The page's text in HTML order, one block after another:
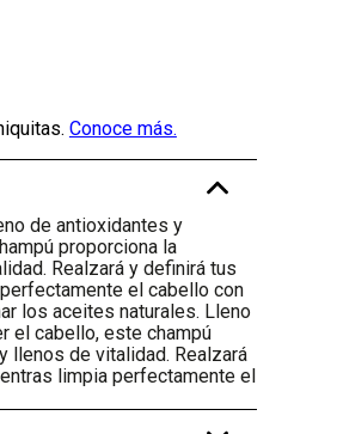
-
de antioxidantes y
proporciona la
Realzará y definirá tus
el cabello con
los aceites naturales. Lleno
el cabello, este champú
llenos de vitalidad. Realzará
limpia perfectamente el